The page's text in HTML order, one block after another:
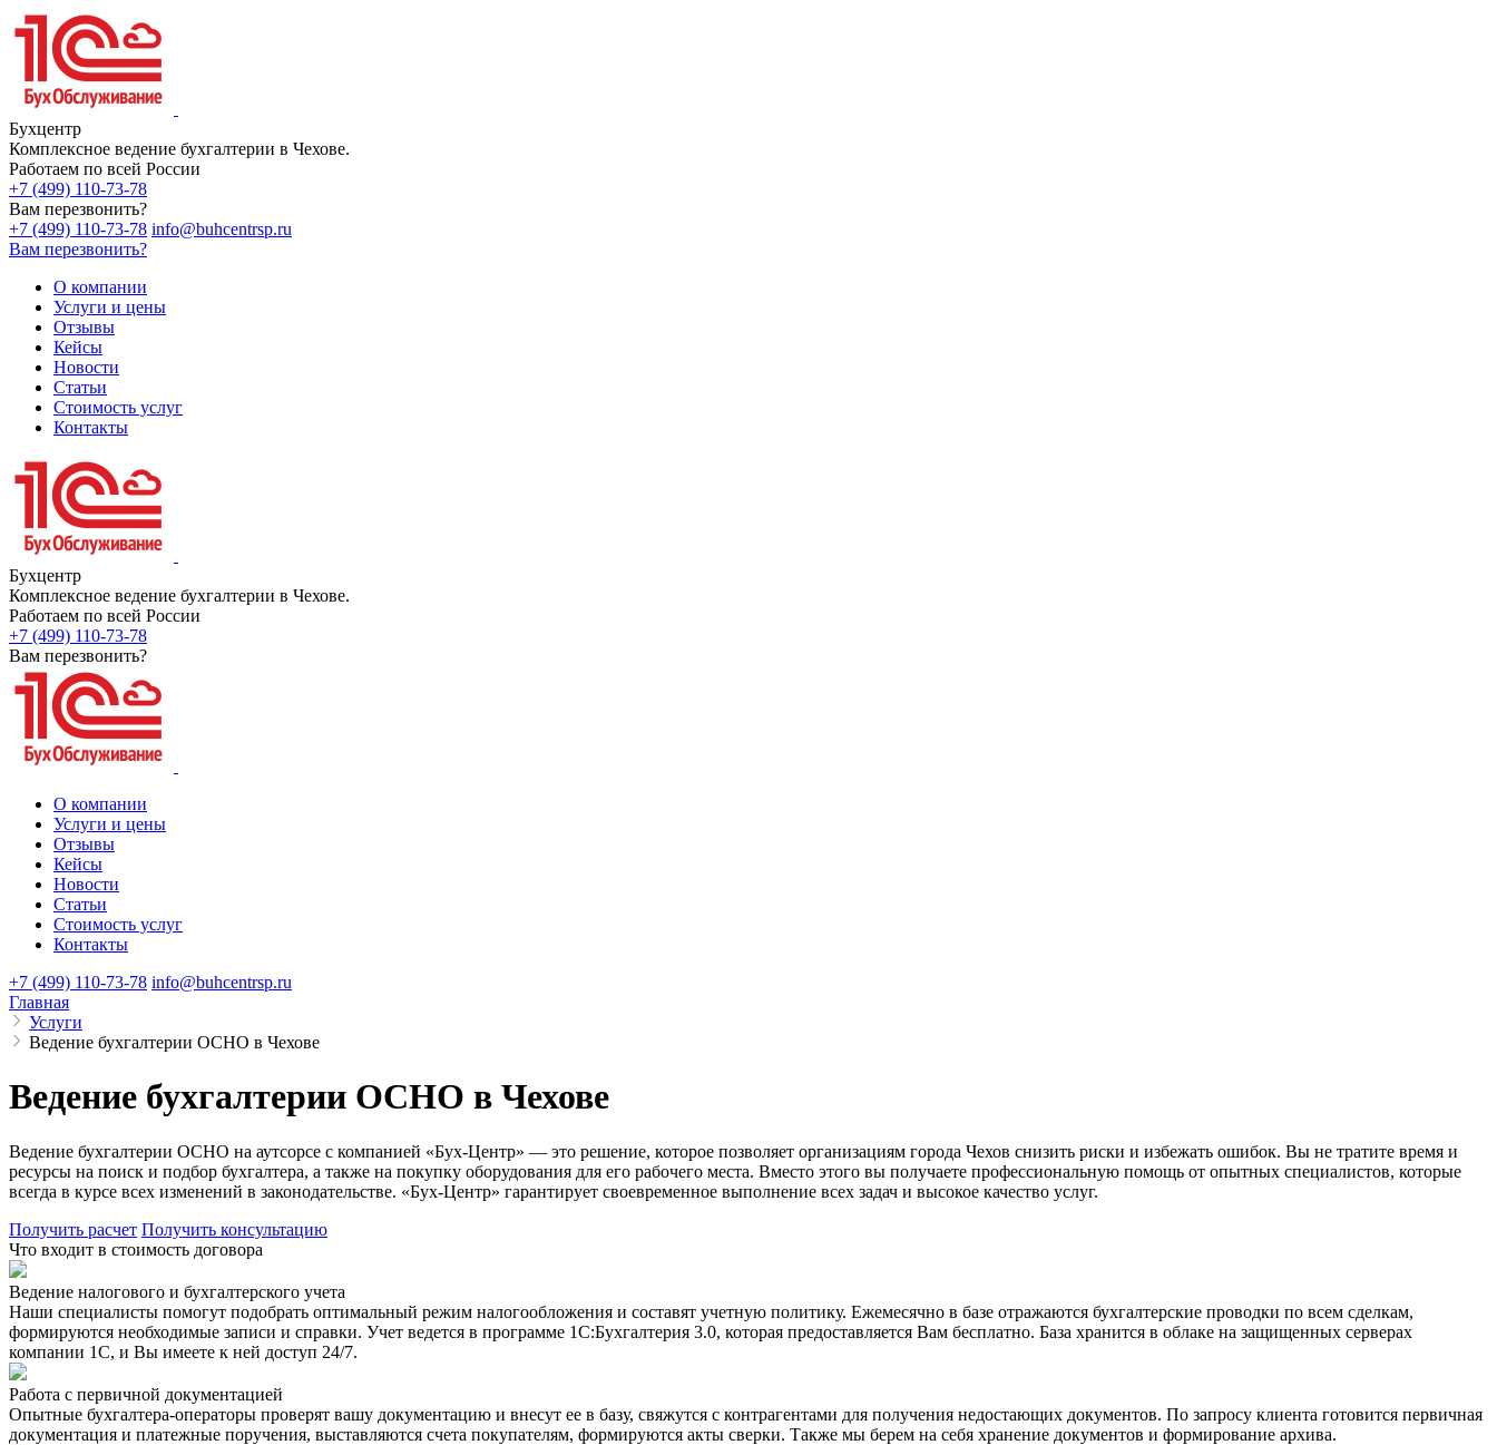
Бухцентр
Комплексное ведение бухгалтерии в Чехове.
Работаем по всей России
+7 (499) 110-73-78
Вам перезвонить?
+7 (499) 110-73-78 info@buhcentrsp.ru
Вам перезвонить?
О компании
Услуги и цены
Отзывы
Кейсы
Новости
Статьи
Стоимость услуг
Контакты
Бухцентр
Комплексное ведение бухгалтерии в Чехове.
Работаем по всей России
+7 (499) 110-73-78
Вам перезвонить?
О компании
Услуги и цены
Отзывы
Кейсы
Новости
Статьи
Стоимость услуг
Контакты
+7 (499) 110-73-78 info@buhcentrsp.ru
Главная
Услуги
Ведение бухгалтерии ОСНО в Чехове
Ведение бухгалтерии ОСНО в Чехове
Ведение бухгалтерии ОСНО на аутсорсе с компанией «Бух-Центр» — это решение, которое позволяет организациям города Чехов снизить риски и избежать ошибок. Вы не тратите время и
ресурсы на поиск и подбор бухгалтера, а также на покупку оборудования для его рабочего места. Вместо этого вы получаете профессиональную помощь от опытных специалистов, которые
всегда в курсе всех изменений в законодательстве. «Бух-Центр» гарантирует своевременное выполнение всех задач и высокое качество услуг.
Получить расчет Получить консультацию
Что входит в стоимость договора
Ведение налогового и бухгалтерского учета
Наши специалисты помогут подобрать оптимальный режим налогообложения и составят учетную политику. Ежемесячно в базе отражаются бухгалтерские проводки по всем сделкам,
формируются необходимые записи и справки. Учет ведется в программе 1С:Бухгалтерия 3.0, которая предоставляется Вам бесплатно. База хранится в облаке на защищенных серверах
компании 1С, и Вы имеете к ней доступ 24/7.
Работа с первичной документацией
Опытные бухгалтера-операторы проверят вашу документацию и внесут ее в базу, свяжутся с контрагентами для получения недостающих документов. По запросу клиента готовится первичная
документация и платежные поручения, выставляются счета покупателям, формируются акты сверки. Также мы берем на себя хранение документов и формирование архива.